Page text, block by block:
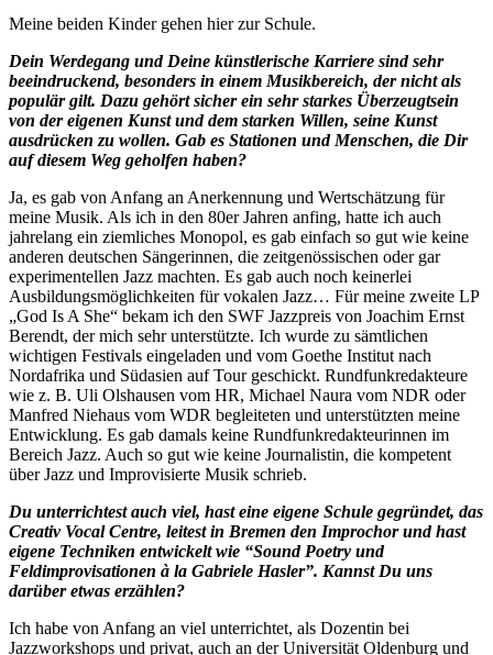
Meine beiden Kinder gehen hier zur Schule.
Dein Werdegang und Deine künstlerische Karriere sind sehr
beeindruckend, besonders in einem Musikbereich, der nicht als
populär gilt. Dazu gehört sicher ein sehr starkes Überzeugtsein
von der eigenen Kunst und dem starken Willen, seine Kunst
ausdrücken zu wollen. Gab es Stationen und Menschen, die Dir
auf diesem Weg geholfen haben?
Ja, es gab von Anfang an Anerkennung und Wertschätzung für
meine Musik. Als ich in den 80er Jahren anfing, hatte ich auch
jahrelang ein ziemliches Monopol, es gab einfach so gut wie keine
anderen deutschen Sängerinnen, die zeitgenössischen oder gar
experimentellen Jazz machten. Es gab auch noch keinerlei
Ausbildungsmöglichkeiten für vokalen Jazz… Für meine zweite LP
„God Is A She“ bekam ich den SWF Jazzpreis von Joachim Ernst
Berendt, der mich sehr unterstützte. Ich wurde zu sämtlichen
wichtigen Festivals eingeladen und vom Goethe Institut nach
Nordafrika und Südasien auf Tour geschickt. Rundfunkredakteure
wie z. B. Uli Olshausen vom HR, Michael Naura vom NDR oder
Manfred Niehaus vom WDR begleiteten und unterstützten meine
Entwicklung. Es gab damals keine Rundfunkredakteurinnen im
Bereich Jazz. Auch so gut wie keine Journalistin, die kompetent
über Jazz und Improvisierte Musik schrieb.
Du unterrichtest auch viel, hast eine eigene Schule gegründet, das
Creativ Vocal Centre, leitest in Bremen den Improchor und hast
eigene Techniken entwickelt wie “Sound Poetry und
Feldimprovisationen à la Gabriele Hasler”. Kannst Du uns
darüber etwas erzählen?
Ich habe von Anfang an viel unterrichtet, als Dozentin bei
Jazzworkshops und privat, auch an der Universität Oldenburg und